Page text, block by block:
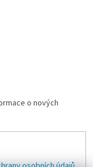
o nových